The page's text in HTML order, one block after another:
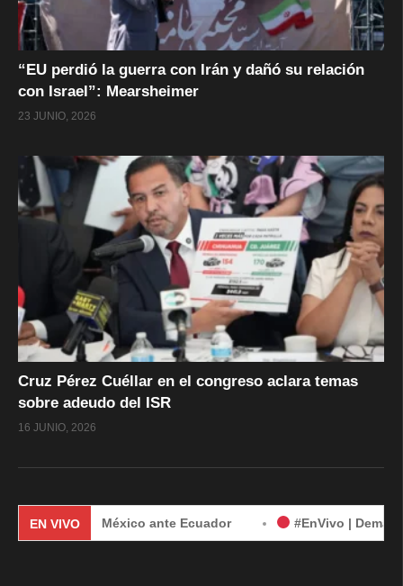
“EU perdió la guerra con Irán y dañó su relación
con Israel”: Mearsheimer
23 JUNIO, 2026
Cruz Pérez Cuéllar en el congreso aclara temas
sobre adeudo del ISR
16 JUNIO, 2026
EN VIVO
de México ante Ecuador #EnVivo | Demanda de